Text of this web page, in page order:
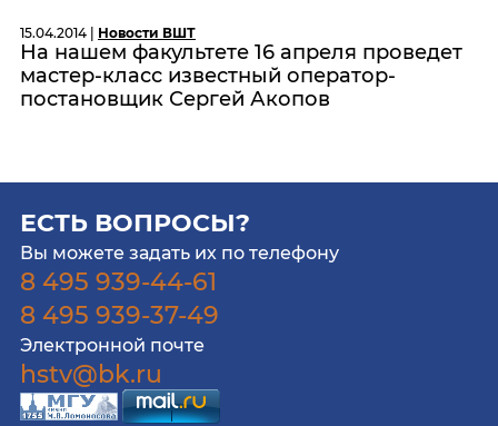
15.04.2014 | Новости ВШТ
На нашем факультете 16 апреля проведет
мастер-класс известный оператор-
постановщик Сергей Акопов
ЕСТЬ ВОПРОСЫ?
Вы можете задать их по телефону
8 495 939-44-61
8 495 939-37-49
Электронной почте
hstv@bk.ru